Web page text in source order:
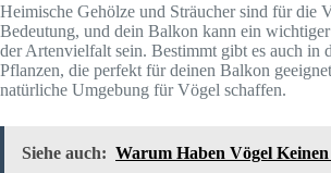
Heimische Gehölze und Sträucher sind für die
Bedeutung, und dein Balkon kann ein
der Artenvielfalt sein. Bestimmt gibt es auch in
Pflanzen, die perfekt für deinen Balkon
natürliche Umgebung für Vögel schaffen.
Siehe auch: Warum Haben Vögel